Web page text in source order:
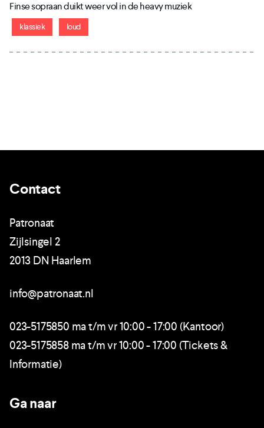
Finse sopraan duikt weer vol in de heavy muziek
klassiek loud
Contact
Patronaat
Zijlsingel 2
2013 DN Haarlem
info@patronaat.nl
023-5175850 ma t/m vr 10:00 - 17:00 (Kantoor)
023-5175858 ma t/m vr 10:00 - 17:00 (Tickets &
Informatie)
Ga naar